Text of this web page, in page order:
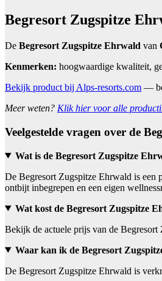
Begresort Zugspitze
De Begresort Zugspitze Ehrwald van
Kenmerken: hoogwaardige kwaliteit,
Bekijk product bij Alps-resorts.com —
Meer weten? Klik hier voor alle
Veelgestelde vragen over de
Wat is de Begresort Zugspitze
De Begresort Zugspitze Ehrwald is een
ontbijt inbegrepen en een eigen
Wat kost de Begresort Zugspitze
Bekijk de actuele prijs van de Begresort
Waar kan ik de Begresort
De Begresort Zugspitze Ehrwald is